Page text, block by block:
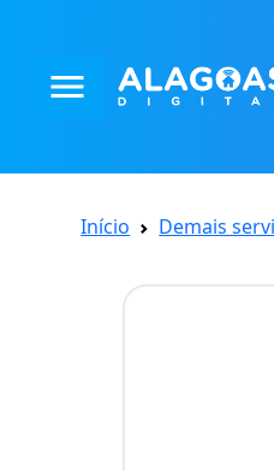
menu
Início Demais